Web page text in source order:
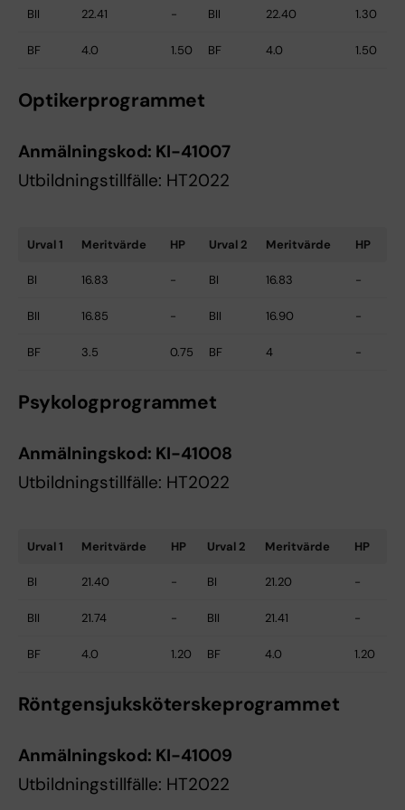
BII 22.41 - BII 22.40 1.30
BF 4.0 1.50 BF 4.0 1.50
Optikerprogrammet
Anmälningskod: KI-41007
Utbildningstillfälle: HT2022
Urval 1 Meritvärde HP Urval 2 Meritvärde HP
BI 16.83 - BI 16.83 -
BII 16.85 - BII 16.90 -
BF 3.5 0.75 BF 4 -
Psykologprogrammet
Anmälningskod: KI-41008
Utbildningstillfälle: HT2022
Urval 1 Meritvärde HP Urval 2 Meritvärde HP
BI 21.40 - BI 21.20 -
BII 21.74 - BII 21.41 -
BF 4.0 1.20 BF 4.0 1.20
Röntgensjuksköterskeprogrammet
Anmälningskod: KI-41009
Utbildningstillfälle: HT2022